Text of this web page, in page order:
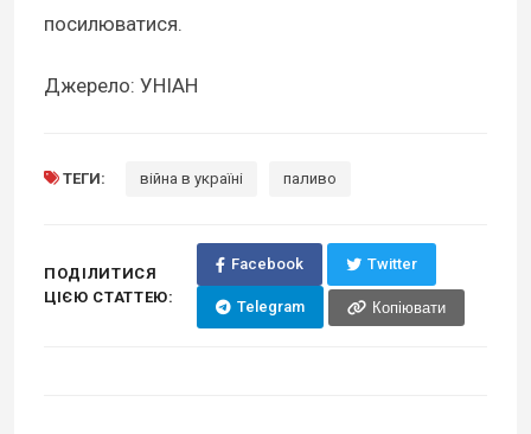
посилюватися.
Джерело: УНІАН
ТЕГИ: війна в україні паливо
ПОДІЛИТИСЯ
ЦІЄЮ СТАТТЕЮ:
Facebook Twitter
Telegram Копіювати